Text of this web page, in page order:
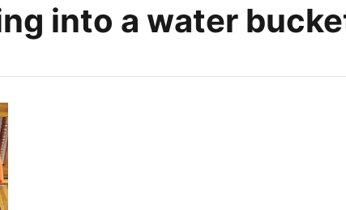
into a water